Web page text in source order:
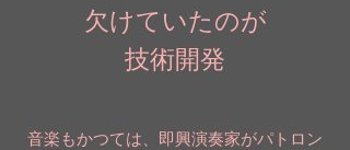
欠けていたのが
技術開発
音楽もかつては、即興演奏家がパトロン